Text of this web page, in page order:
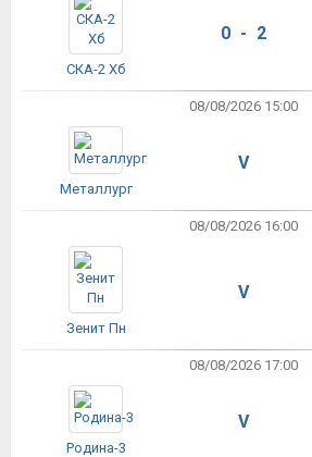
СКА-2 Хб
0 - 2
08/08/2026 15:00
Металлург
V
08/08/2026 16:00
Зенит Пн
V
08/08/2026 17:00
Родина-3
V